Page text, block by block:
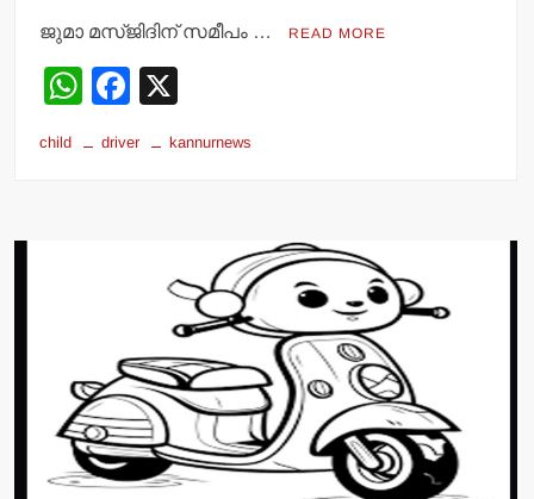
ജുമാ മസ്ജിദിന് സമീപം … READ MORE
W
at
F
c
k
child driver kannurnews